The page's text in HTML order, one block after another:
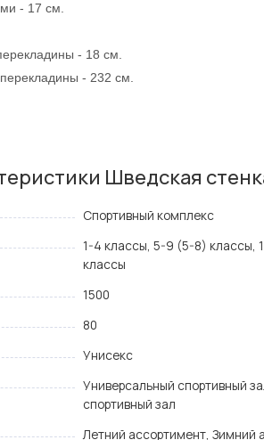
- 17 см.
- 18 см.
- 232 см.
Шведская
Спортивный комплекс
1-4 классы, 5-9 (5-8) классы,
классы
1500
80
Унисекс
Универсальный спортивный
спортивный зал
Летний ассортимент, Зимний